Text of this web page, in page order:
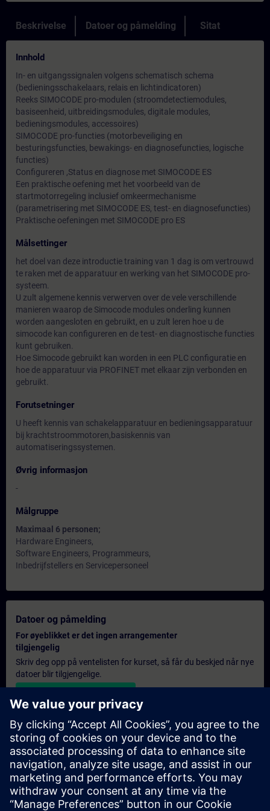
Beskrivelse Datoer og påmelding Sitat
Innhold
In- en uitgangssignalen volgens schematisch schema
(bedieningsschakelaars, relais en lichtindicatoren)
Reeks SIMOCODE pro-modulen (stroomdetectiemodules,
basiseenheid, uitbreidingsmodules, digitale modules,
bedieningsmodules, accessoires)
SIMOCODE pro-functies (motorbeveiliging en
besturingsfuncties, bewakings- en diagnosefuncties, logische
functies)
Configureren ,Status en diagnose met SIMOCODE ES
Een praktische oefening met het voorbeeld van de
startmotorregeling inclusief omkeermechanisme
(parametrisering met SIMOCODE ES, test- en diagnosefuncties)
Praktische oefeningen met SIMOCODE pro ES
Målsettinger
het doel van deze introductie training van 1 dag is om vertrouwd
te raken met de apparatuur en werking van het SIMOCODE pro-
systeem.
U zult algemene kennis verwerven over de vele verschillende
manieren waarop de Simocode modules onderling kunnen
worden aangesloten en gebruikt, en u zult leren hoe u de
simocode kan configureren en de test- en diagnostische functies
kunt gebruiken.
Hoe Simocode gebruikt kan worden in een PLC configuratie en
hoe de apparatuur via PROFINET met elkaar zijn verbonden en
gebruikt.
Forutsetninger
U heeft kennis van schakelapparatuur en bedieningsapparatuur
bij krachtstroommotoren,basiskennis van
automatiseringssystemen.
Øvrig informasjon
-
Målgruppe
Maximaal 6 personen;
Hardware Engineers,
Software Engineers, Programmeurs,
Inbedrijfstellers en Servicepersoneel
Datoer og påmelding
For øyeblikket er det ingen arrangementer
tilgjengelig
Skriv deg opp på ventelisten for kurset, så får du beskjed når nye
datoer blir tilgjengelige.
Personlig tilbud
Hvis du trenger et standard pristilbud for denne opplæringen,
for eksempel til innkjøpsavdelingen, kan du klikke på lenken
nedenfor. Du må først oppgi noen personopplysninger, og
deretter vil du motta et pristilbud på e-post.